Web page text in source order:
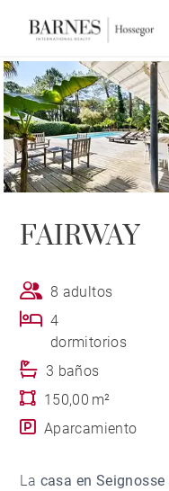
FAIRWAY
8 adultos
4
dormitorios
3 baños
150,00 m²
Aparcamiento
La casa en Seignosse